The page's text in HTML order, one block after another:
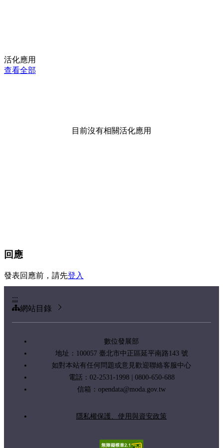
活化應用
查看全部
目前沒有相關活化應用
回應
發表回應前，請先登入
:::
網站目錄
數位發展部
地址：100057 臺北市中正區延平南路143 號
如對本站有任何問題或意見歡迎聯絡客服中心
電話：02-2531-1998 | 0800-650-688
信箱： opendata@moda.gov.tw
隱私權保護、使用與資安政策